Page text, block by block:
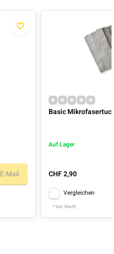
E-Mail
Basic
Auf Lager
CHF 2,90
Vergleichen
* Inkl. MwSt.